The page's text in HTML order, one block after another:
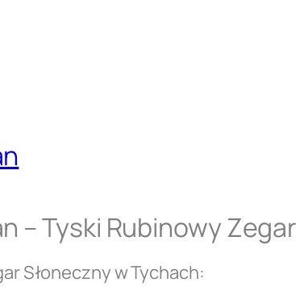
– Tyski Rubinowy
Słoneczny w Tychach: